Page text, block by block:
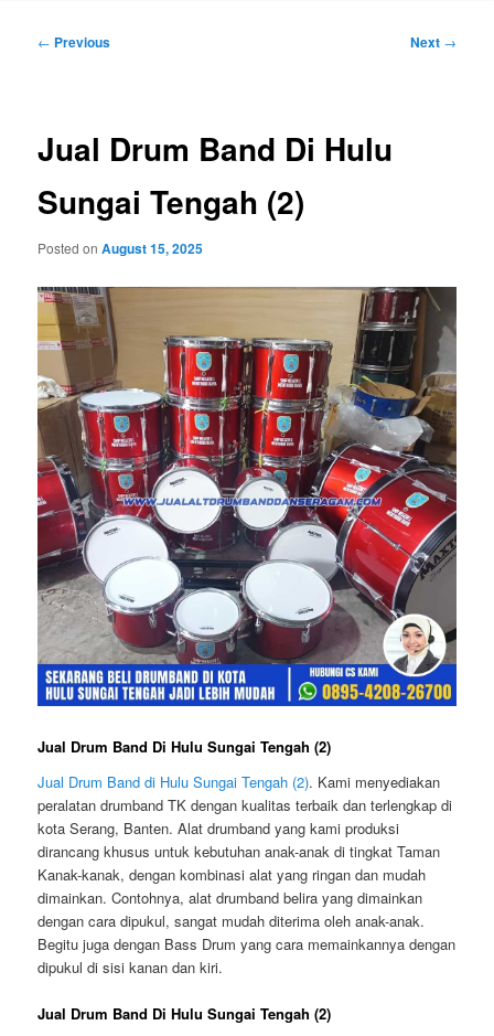
Post
← Previous Next →
Jual Drum Band Di Hulu
Sungai Tengah (2)
Posted onAugust 15, 2025
Jual Drum Band Di Hulu Sungai Tengah (2)
Jual Drum Band di Hulu Sungai Tengah (2). Kami menyediakan
peralatan drumband TK dengan kualitas terbaik dan terlengkap di
kota Serang, Banten. Alat drumband yang kami produksi
dirancang khusus untuk kebutuhan anak-anak di tingkat Taman
Kanak-kanak, dengan kombinasi alat yang ringan dan mudah
dimainkan. Contohnya, alat drumband belira yang dimainkan
dengan cara dipukul, sangat mudah diterima oleh anak-anak.
Begitu juga dengan Bass Drum yang cara memainkannya dengan
dipukul di sisi kanan dan kiri.
Jual Drum Band Di Hulu Sungai Tengah (2)